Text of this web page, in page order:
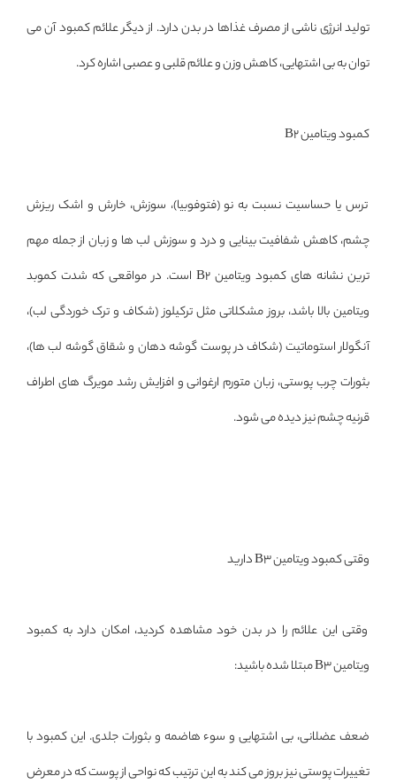
تولید انرژی ناشی از مصرف غذاها در بدن دارد. از دیگر علائم کمبود آن می
توان به بی اشتهایی، کاهش وزن و علائم قلبی و عصبی اشاره کرد.
کمبود ویتامین B2
ترس یا حساسیت نسبت به نو (فتوفوبیا)، سوزش، خارش و اشک ریزش
چشم، کاهش شفافیت بینایی و درد و سوزش لب ها و زبان از جمله مهم
ترین نشانه های کمبود ویتامین B2 است. در مواقعی که شدت کموبد
ویتامین بالا باشد، بروز مشکلاتی مثل ترکیلوز (شکاف و ترک خوردگی لب)،
آنگولار استوماتیت (شکاف در پوست گوشه دهان و شقاق گوشه لب ها)،
بثورات چرب پوستی، زبان متورم ارغوانی و افزایش رشد مویرگ های اطراف
قرنیه چشم نیز دیده می شود.
وقتی کمبود ویتامین B3 دارید
وقتی این علائم را در بدن خود مشاهده کردید، امکان دارد به کمبود
ویتامین B3 مبتلا شده باشید:
ضعف عضلانی، بی اشتهایی و سوء هاضمه و بثورات جلدی. این کمبود با
تغییرات پوستی نیز بروز می کند به این ترتیب که نواحی از پوست که در معرض